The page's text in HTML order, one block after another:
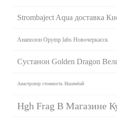
Strombaject Aqua доставка
Анаполон Opymp labs Новочеркасск
Сустанон Golden Dragon
Анастровер стоимость Ишимбай
Hgh Frag В Магазине